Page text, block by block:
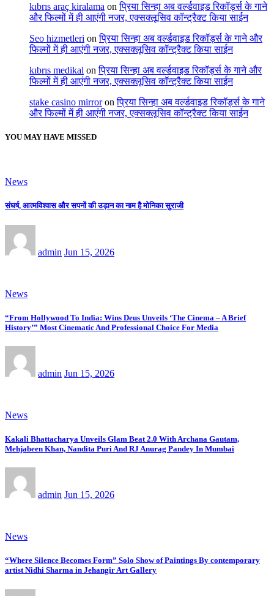
kıbrıs araç kiralama onप्रिया सिन्हा अब वर्ल्डवाइड रिकॉर्ड्स के गाने
और फिल्मों में ही आएंगी नजर, एक्सक्लूसिव कॉन्ट्रैक्ट किया साईन
Seo hizmetleri onप्रिया सिन्हा अब वर्ल्डवाइड रिकॉर्ड्स के गाने और
फिल्मों में ही आएंगी नजर, एक्सक्लूसिव कॉन्ट्रैक्ट किया साईन
kıbrıs medikal onप्रिया सिन्हा अब वर्ल्डवाइड रिकॉर्ड्स के गाने और
फिल्मों में ही आएंगी नजर, एक्सक्लूसिव कॉन्ट्रैक्ट किया साईन
stake casino mirroronप्रिया सिन्हा अब वर्ल्डवाइड रिकॉर्ड्स के गाने
और फिल्मों में ही आएंगी नजर, एक्सक्लूसिव कॉन्ट्रैक्ट किया साईन
YOU MAY HAVE MISSED
News
संघर्ष, आत्मविश्वास और सपनों की उड़ान का नाम है मोनिका सुराजी
admin Jun 15, 2026
News
“From Hollywood To India: Wins Deus Unveils ‘The Cinema – A Brief
History’” Most Cinematic And Professional Choice For Media
admin Jun 15, 2026
News
Kakali Bhattacharya Unveils Glam Beat 2.0 With Archana Gautam,
Mehjabeen Khan, Nandita Puri And RJ Anurag Pandey In Mumbai
admin Jun 15, 2026
News
“Where Silence Becomes Form” Solo Show of Paintings By contemporary
artist Nidhi Sharma in Jehangir Art Gallery